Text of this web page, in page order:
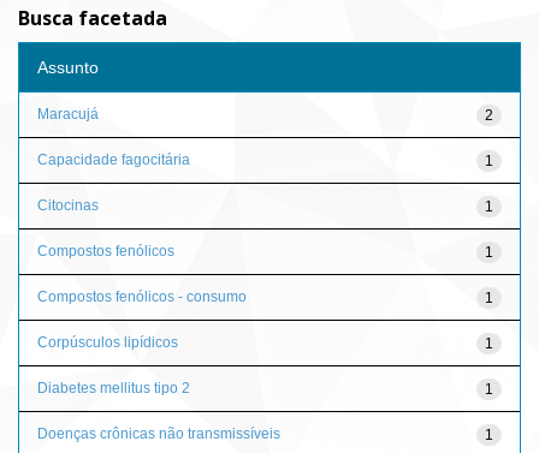
Busca facetada
Assunto
2
Maracujá
1
Capacidade fagocitária
1
Citocinas
1
Compostos fenólicos
1
Compostos fenólicos - consumo
1
Corpúsculos lipídicos
1
Diabetes mellitus tipo 2
1
Doenças crônicas não transmissíveis